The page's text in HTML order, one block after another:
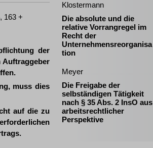
163 +
der
Auftraggeber
muss dies
auf die zu
Klostermann
Die absolute und die
relative Vorrangregel im
Recht der
Unternehmensreorganisa
tion
Meyer
Die Freigabe der
selbständigen Tätigkeit
nach § 35 Abs. 2 InsO aus
arbeitsrechtlicher
Perspektive